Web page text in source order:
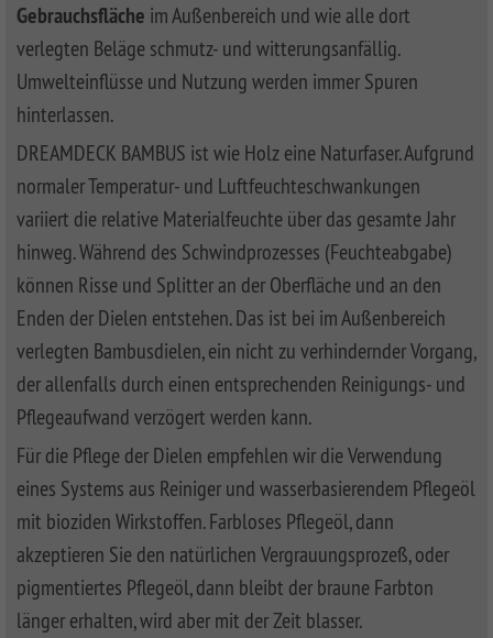
Gebrauchsfläche im Außenbereich und wie alle dort
verlegten Beläge schmutz- und witterungsanfällig.
Umwelteinflüsse und Nutzung werden immer Spuren
hinterlassen.
DREAMDECK BAMBUS ist wie Holz eine Naturfaser. Aufgrund
normaler Temperatur- und Luftfeuchteschwankungen
variiert die relative Materialfeuchte über das gesamte Jahr
hinweg. Während des Schwindprozesses (Feuchteabgabe)
können Risse und Splitter an der Oberfläche und an den
Enden der Dielen entstehen. Das ist bei im Außenbereich
verlegten Bambusdielen, ein nicht zu verhindernder Vorgang,
der allenfalls durch einen entsprechenden Reinigungs- und
Pflegeaufwand verzögert werden kann.
Für die Pflege der Dielen empfehlen wir die Verwendung
eines Systems aus Reiniger und wasserbasierendem Pflegeöl
mit bioziden Wirkstoffen. Farbloses Pflegeöl, dann
akzeptieren Sie den natürlichen Vergrauungsprozeß, oder
pigmentiertes Pflegeöl, dann bleibt der braune Farbton
länger erhalten, wird aber mit der Zeit blasser.